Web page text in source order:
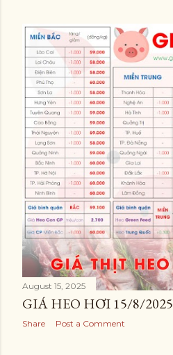
August 15, 2025
GIÁ HEO HƠI 15/8/2025
Share Post a Comment